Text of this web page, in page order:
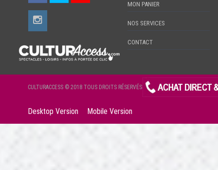
MON PANIER
NOS SERVICES
CONTACT
CULTURACCESS © 2018 TOUS DROITS RÉSERVÉS
Desktop Version Mobile Version